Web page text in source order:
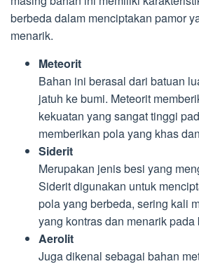
berbeda dalam menciptakan pamor
menarik.
Meteorit
Bahan ini berasal dari batuan
jatuh ke bumi. Meteorit
kekuatan yang sangat tinggi
memberikan pola yang khas
Siderit
Merupakan jenis besi yang
Siderit digunakan untuk
pola yang berbeda, sering kali
yang kontras dan menarik pada
Aerolit
Juga dikenal sebagai bahan